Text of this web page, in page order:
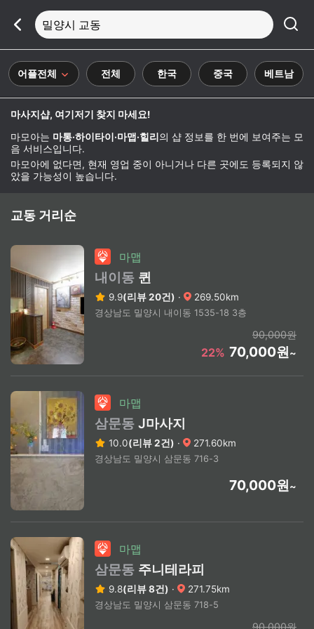
밀양시 교동
어플전체 전체 한국 중국 베트남
마사지샵, 여기저기 찾지 마세요!
마모아는 마통·하이타이·마맵·힐리 의 샵 정보를 한 번에 보여주는 모
음 서비스입니다.
마모아에 없다면, 현재 영업 중이 아니거나 다른 곳에도 등록되지 않
았을 가능성이 높습니다.
교동 거리순
마맵
내이동 퀸
9.9(리뷰 20건) · 269.50km
경상남도 밀양시 내이동 1535-18 3층
90,000원
22% 70,000원~
마맵
삼문동 J마사지
10.0(리뷰 2건) · 271.60km
경상남도 밀양시 삼문동 716-3
70,000원~
마맵
삼문동 주니테라피
9.8(리뷰 8건) · 271.75km
경상남도 밀양시 삼문동 718-5
90,000원